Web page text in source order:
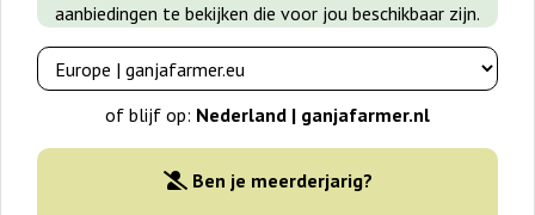
aanbiedingen te bekijken die voor jou beschikbaar zijn.
of blijf op: Nederland | ganjafarmer.nl
Ben je meerderjarig?
-25%
+gratisie